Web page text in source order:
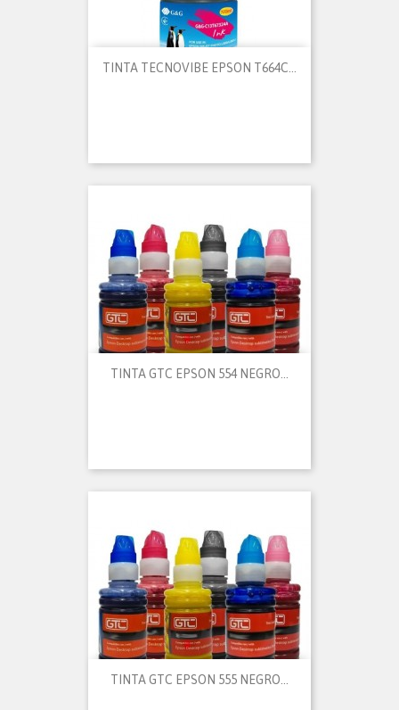
TINTA TECNOVIBE EPSON T664C...
TINTA GTC EPSON 554 NEGRO...
TINTA GTC EPSON 555 NEGRO...